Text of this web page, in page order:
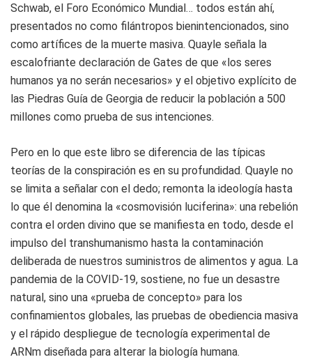
Schwab, el Foro Económico Mundial… todos están ahí,
presentados no como filántropos bienintencionados, sino
como artífices de la muerte masiva. Quayle señala la
escalofriante declaración de Gates de que «los seres
humanos ya no serán necesarios» y el objetivo explícito de
las Piedras Guía de Georgia de reducir la población a 500
millones como prueba de sus intenciones.
Pero en lo que este libro se diferencia de las típicas
teorías de la conspiración es en su profundidad. Quayle no
se limita a señalar con el dedo; remonta la ideología hasta
lo que él denomina la «cosmovisión luciferina»: una rebelión
contra el orden divino que se manifiesta en todo, desde el
impulso del transhumanismo hasta la contaminación
deliberada de nuestros suministros de alimentos y agua. La
pandemia de la COVID-19, sostiene, no fue un desastre
natural, sino una «prueba de concepto» para los
confinamientos globales, las pruebas de obediencia masiva
y el rápido despliegue de tecnología experimental de
ARNm diseñada para alterar la biología humana.